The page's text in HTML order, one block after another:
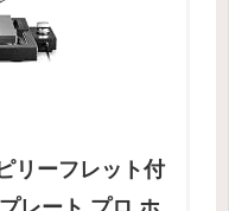
リーフレット付